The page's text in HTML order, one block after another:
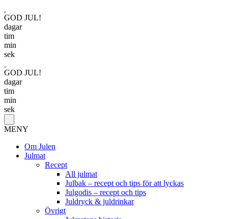
GOD JUL!
dagar
tim
min
sek
GOD JUL!
dagar
tim
min
sek
MENY
Om Julen
Julmat
Recept
All julmat
Julbak – recept och tips för att lyckas
Julgodis – recept och tips
Juldryck & juldrinkar
Övrigt